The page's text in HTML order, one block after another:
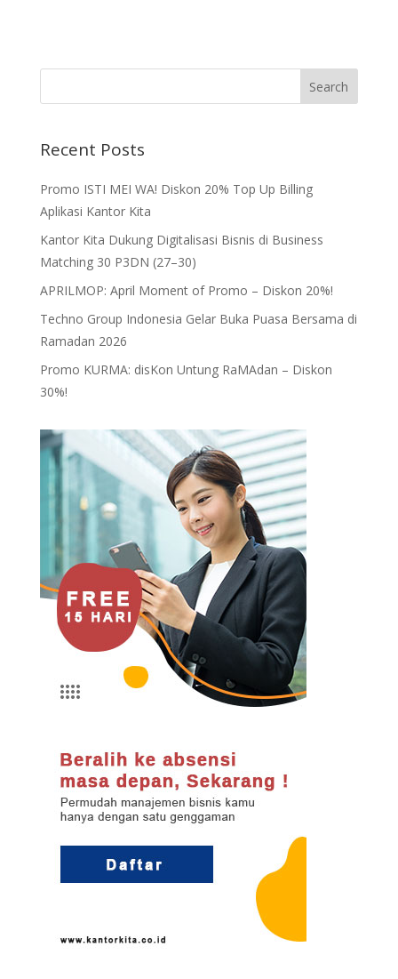
Recent Posts
Promo ISTI MEI WA! Diskon 20% Top Up Billing
Aplikasi Kantor Kita
Kantor Kita Dukung Digitalisasi Bisnis di Business
Matching 30 P3DN (27–30)
APRILMOP: April Moment of Promo – Diskon 20%!
Techno Group Indonesia Gelar Buka Puasa Bersama di
Ramadan 2026
Promo KURMA: disKon Untung RaMAdan – Diskon
30%!